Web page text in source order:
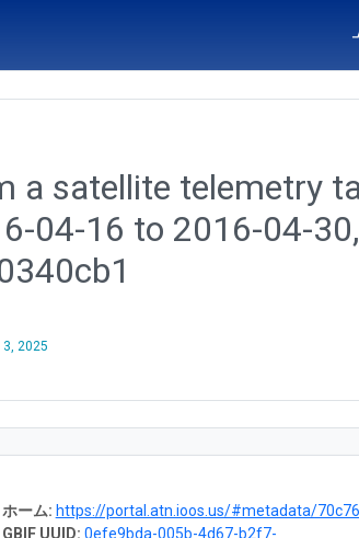
a satellite telemetry
04-16 to 2016-04-30,
3, 2025
ホーム: https://portal.atn.ioos.us/#metadata/70c76508-b252-4c3d-9f27-e4cba9300537/project
GBIF UUID: 0efe9bda-005b-4d67-b2f7-